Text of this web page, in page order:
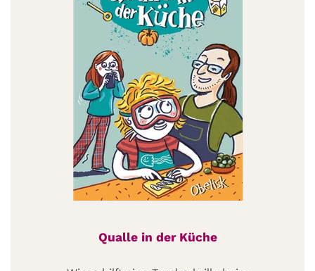
Qualle in der Küche